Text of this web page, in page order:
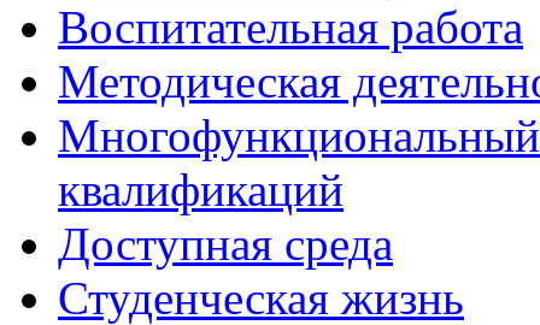
Воспитательная работа
Методическая
квалификаций
Доступная среда
Студенческая жизнь